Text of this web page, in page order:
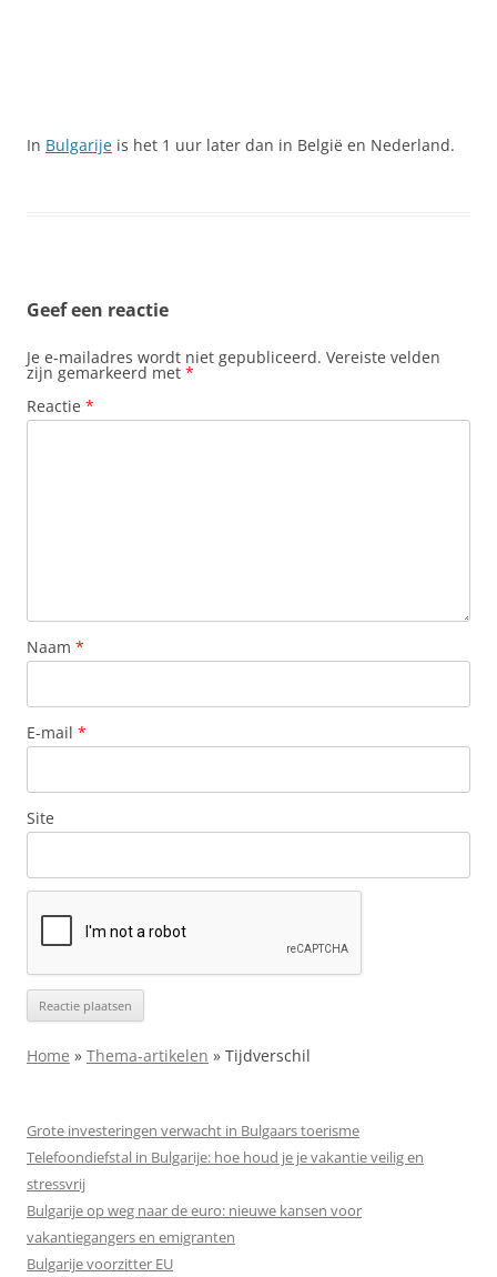
In Bulgarije is het 1 uur later dan in België en Nederland.
Geef een reactie
Je e-mailadres wordt niet gepubliceerd. Vereiste velden
zijn gemarkeerd met *
Reactie *
Naam *
E-mail *
Site
Home » Thema-artikelen » Tijdverschil
Grote investeringen verwacht in Bulgaars toerisme
Telefoondiefstal in Bulgarije: hoe houd je je vakantie veilig en
stressvrij
Bulgarije op weg naar de euro: nieuwe kansen voor
vakantiegangers en emigranten
Bulgarije voorzitter EU